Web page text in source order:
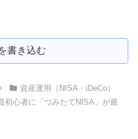
書き込む
資産運用（NISA・iDeCo）
初心者に「つみたてNISA」が最